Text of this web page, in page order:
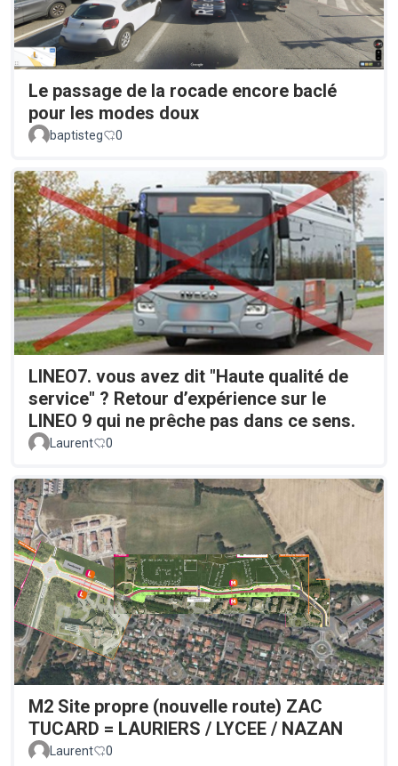
Le passage de la rocade encore baclé
pour les modes doux
baptisteg 0
LINEO7. vous avez dit "Haute qualité de
service" ? Retour d’expérience sur le
LINEO 9 qui ne prêche pas dans ce sens.
Laurent 0
M2 Site propre (nouvelle route) ZAC
TUCARD = LAURIERS / LYCEE / NAZAN
Laurent 0